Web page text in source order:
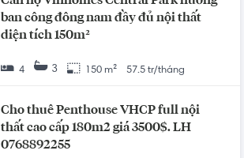
ban công đông nam đầy đủ nội thất
diện tích 150m²
4 3 150 m² 57.5 tr/tháng
Cho thuê Penthouse VHCP full nội
thất cao cấp 180m2 giá 3500$. LH
0768892255